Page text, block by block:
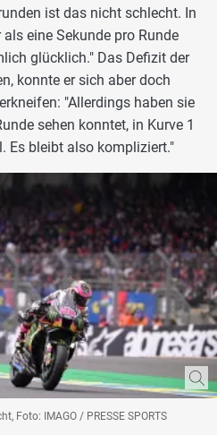
ist das nicht schlecht. In
eine Sekunde pro Runde
glücklich." Das Defizit der
konnte er sich aber doch
"Allerdings haben sie
sehen konntet, in Kurve 1
Es bleibt also kompliziert."
Foto: IMAGO / PRESSE SPORTS